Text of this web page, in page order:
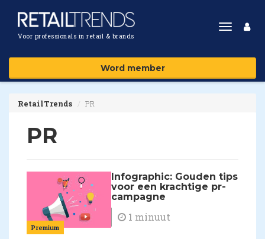
Voor professionals in retail & brands
Toggle
Word member
RetailTrends PR
PR
Premium
Infographic: Gouden tips
voor een krachtige pr-
campagne
1 minuut